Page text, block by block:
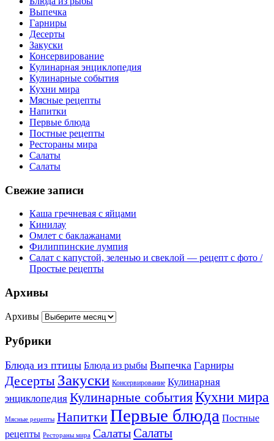
Выпечка
Гарниры
Десерты
Закуски
Консервирование
Кулинарная энциклопедия
Кулинарные события
Кухни мира
Мясные рецепты
Напитки
Первые блюда
Постные рецепты
Рестораны мира
Салаты
Салаты
Свежие записи
Каша гречневая с яйцами
Кинилау
Омлет с баклажанами
Филиппинские лумпия
Салат с капустой, зеленью и свеклой — рецепт с фото /
Простые рецепты
Архивы
Архивы
Рубрики
Блюда из птицы Блюда из рыбы Выпечка Гарниры
Десерты Закуски Консервирование Кулинарная
энциклопедия Кулинарные событияКухни мира
Мясные рецепты НапиткиПервые блюда Постные
рецепты Рестораны мира СалатыСалаты